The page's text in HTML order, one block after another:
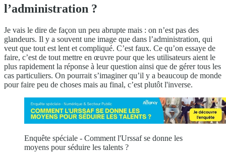
l’administration ?
Je vais le dire de façon un peu abrupte mais : on n’est pas des
glandeurs. Il y a souvent une image que dans l’administration, qui
veut que tout est lent et compliqué. C’est faux. Ce qu’on essaye de
faire, c’est de tout mettre en œuvre pour que les utilisateurs aient le
plus rapidement la réponse à leur question ainsi que de gérer tous les
cas particuliers. On pourrait s’imaginer qu’il y a beaucoup de monde
pour faire peu de choses mais au final, c’est plutôt l'inverse.
Enquête spéciale - Comment l'Urssaf se donne les
moyens pour séduire les talents ?